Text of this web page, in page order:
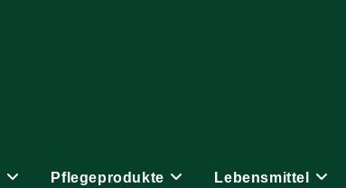
Pflegeprodukte Lebensmittel